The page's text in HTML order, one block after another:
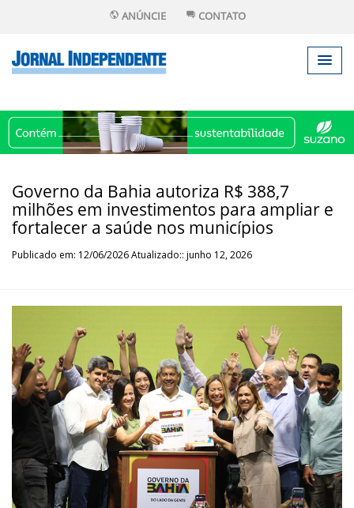
ANÚNCIE CONTATO
Governo da Bahia autoriza R$ 388,7
milhões em investimentos para ampliar e
fortalecer a saúde nos municípios
Publicado em: 12/06/2026 Atualizado:: junho 12, 2026